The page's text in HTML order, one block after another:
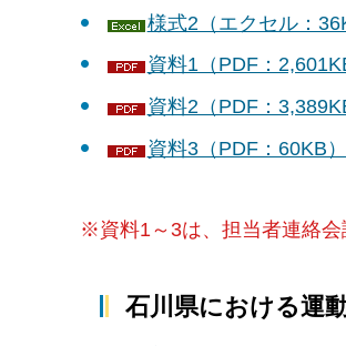
様式2（エクセル：
資料1（PDF：
資料2（PDF：
資料3（PDF：60KB）
※資料1～3は、担当者連絡会
石川県における運